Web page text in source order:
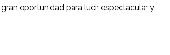
oportunidad para lucir espectacular y